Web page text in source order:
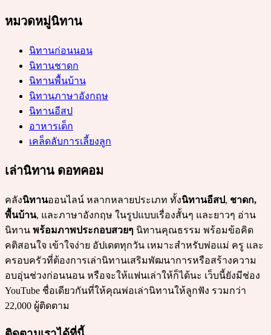
หมวดหมู่นิทาน
นิทานก่อนนอน
นิทานชาดก
นิทานพื้นบ้าน
นิทานภาษาอังกฤษ
นิทานอีสป
อาหารเด็ก
เคล็ดลับการเลี้ยงลูก
เล่านิทาน ดอทคอม
คลังนิทานออนไลน์ หลากหลายประเภท ทั้งนิทานอีสป, ชาดก,
พื้นบ้าน, และภาษาอังกฤษ ในรูปแบบเรื่องสั้นๆ และยาวๆ อ่าน
นิทาน พร้อมภาพประกอบสวยๆ นิทานคุณธรรม พร้อมข้อคิด
คติสอนใจ เข้าใจง่าย อัปเดตทุกวัน เหมาะสำหรับพ่อแม่ ครู และ
ครอบครัวที่ต้องการเล่านิทานเสริมพัฒนาการหรือสร้างความ
อบอุ่นช่วงก่อนนอน หรือจะให้แฟนเล่าให้ก็ได้นะ เว็บนี้ยังมีช่อง
YouTube ชื่อเดียวกันที่ให้คุณพ่อเล่านิทานให้ลูกฟัง รวมกว่า
22,000 ผู้ติดตาม